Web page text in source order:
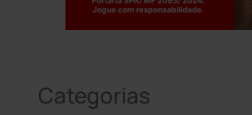
Categorias